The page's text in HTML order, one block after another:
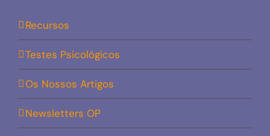
Recursos
Testes Psicológicos
Os Nossos Artigos
Newsletters OP